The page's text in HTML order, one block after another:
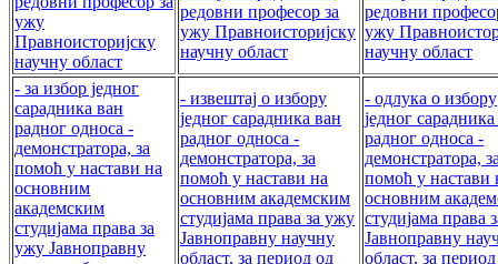
ужу
Правноисторијску
научну област
редовни професор за
ужу Правноисторијску
научну област
редовни
ужу
научну област
- за избор једног
сарадника ван
радног односа -
демонстратора, за
помоћ у настави на
основним
академским
студијама права за
ужу Јавноправну
- извештај о избору
једног сарадника ван
радног односа -
демонстратора, за
помоћ у настави на
основним академским
студијама права за ужу
Јавноправну научну
област, за период од
- одлука о избору
једног
радног односа -
демонстратора,
помоћ у настави
основним
студијама права
Јавноправну
област, за